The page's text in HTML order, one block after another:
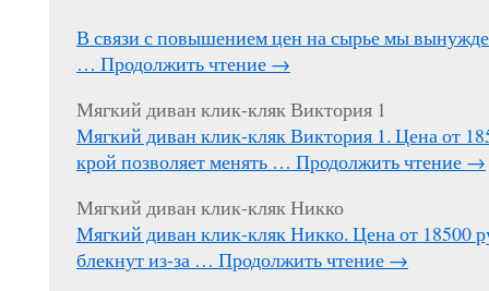
В связи с повышением цен на сырье мы
… Продолжить чтение →
Мягкий диван клик-кляк Виктория 1
Мягкий диван клик-кляк Виктория 1. Цена от
крой позволяет менять … Продолжить чтение →
Мягкий диван клик-кляк Никко
Мягкий диван клик-кляк Никко. Цена от 18500
блекнут из-за … Продолжить чтение →